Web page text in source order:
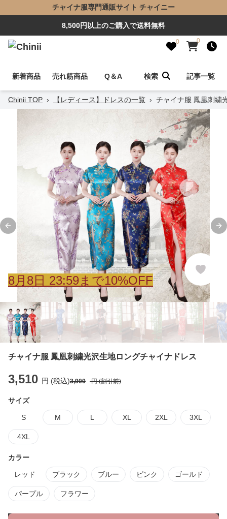
チャイナ服専門通販サイト チャイニー
8,500円以上のご購入で送料無料
0 0
新着商品 売れ筋商品 Q＆A 検索 記事一覧
Chinii TOP › 【レディース】ドレスの一覧 › チャイナ服 鳳凰刺繍
Previous slide
8月 8日 23:59まで10%OFF
チャイナ服 鳳凰刺繍光沢生地ロングチャイナドレス
3,510 円 (税込)3,900 円 (割引前)
サイズ
S M L XL 2XL 3XL
4XL
カラー
レッド ブラック ブルー ピンク ゴールド
パープル フラワー